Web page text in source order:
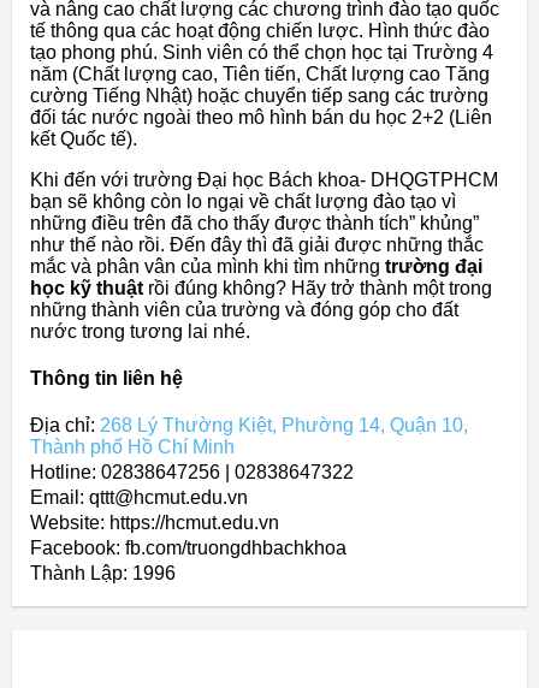
và nâng cao chất lượng các chương trình đào tạo quốc
tế thông qua các hoạt động chiến lược. Hình thức đào
tạo phong phú. Sinh viên có thể chọn học tại Trường 4
năm (Chất lượng cao, Tiên tiến, Chất lượng cao Tăng
cường Tiếng Nhật) hoặc chuyển tiếp sang các trường
đối tác nước ngoài theo mô hình bán du học 2+2 (Liên
kết Quốc tế).
Khi đến với trường Đại học Bách khoa- DHQGTPHCM
bạn sẽ không còn lo ngại về chất lượng đào tạo vì
những điều trên đã cho thấy được thành tích” khủng”
như thế nào rồi. Đến đây thì đã giải được những thắc
mắc và phân vân của mình khi tìm những trường đại
học kỹ thuật rồi đúng không? Hãy trở thành một trong
những thành viên của trường và đóng góp cho đất
nước trong tương lai nhé.
Thông tin liên hệ
Địa chỉ: 268 Lý Thường Kiệt, Phường 14, Quận 10,
Thành phố Hồ Chí Minh
Hotline: 02838647256 | 02838647322
Email: qttt@hcmut.edu.vn
Website: https://hcmut.edu.vn
Facebook: fb.com/truongdhbachkhoa
Thành Lập: 1996